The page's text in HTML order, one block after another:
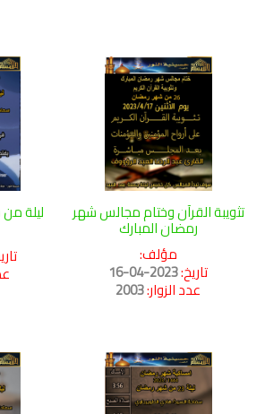
تثويبة القرآن وختام مجالس شهر
رمضان المبارك
مؤلف:
تاريخ:2023-04-16
عدد الزوار:2003
ليلة من شهر26